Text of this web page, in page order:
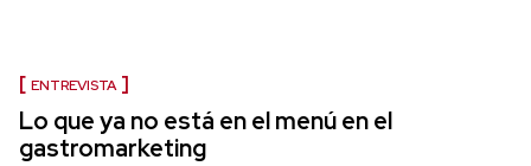
ENTREVISTA
Lo que ya no está en el menú en el
gastromarketing